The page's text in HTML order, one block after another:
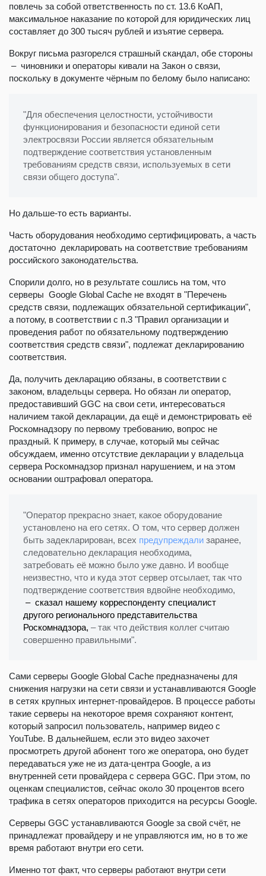
повлечь за собой ответственность по ст. 13.6 КоАП,
максимальное наказание по которой для юридических лиц
составляет до 300 тысяч рублей и изъятие сервера.
Вокруг письма разгорелся страшный скандал, обе стороны
– чиновники и операторы кивали на Закон о связи,
поскольку в документе чёрным по белому было написано:
"Для обеспечения целостности, устойчивости
функционирования и безопасности единой сети
электросвязи России является обязательным
подтверждение соответствия установленным
требованиям средств связи, используемых в сети
связи общего доступа".
Но дальше-то есть варианты.
Часть оборудования необходимо сертифицировать, а часть
достаточно декларировать на соответствие требованиям
российского законодательства.
Спорили долго, но в результате сошлись на том, что
серверы Google Global Cache не входят в "Перечень
средств связи, подлежащих обязательной сертификации",
а потому, в соответствии с п.3 "Правил организации и
проведения работ по обязательному подтверждению
соответствия средств связи", подлежат декларированию
соответствия.
Да, получить декларацию обязаны, в соответствии с
законом, владельцы сервера. Но обязан ли оператор,
предоставивший GGC на свои сети, интересоваться
наличием такой декларации, да ещё и демонстрировать её
Роскомнадзору по первому требованию, вопрос не
праздный. К примеру, в случае, который мы сейчас
обсуждаем, именно отсутствие декларации у владельца
сервера Роскомнадзор признал нарушением, и на этом
основании оштрафовал оператора.
"Оператор прекрасно знает, какое оборудование
установлено на его сетях. О том, что сервер должен
быть задекларирован, всех предупреждали заранее,
следовательно декларация необходима,
затребовать её можно было уже давно. И вообще
неизвестно, что и куда этот сервер отсылает, так что
подтверждение соответствия вдвойне необходимо,
– сказал нашему корреспонденту специалист
другого регионального представительства
Роскомнадзора, – так что действия коллег считаю
совершенно правильными".
Сами серверы Google Global Cache предназначены для
снижения нагрузки на сети связи и устанавливаются Google
в сетях крупных интернет-провайдеров. В процессе работы
такие серверы на некоторое время сохраняют контент,
который запросил пользователь, например видео с
YouTube. В дальнейшем, если это видео захочет
просмотреть другой абонент того же оператора, оно будет
передаваться уже не из дата-центра Google, а из
внутренней сети провайдера с сервера GGC. При этом, по
оценкам специалистов, сейчас около 30 процентов всего
трафика в сетях операторов приходится на ресурсы Google.
Серверы GGC устанавливаются Google за свой счёт, не
принадлежат провайдеру и не управляются им, но в то же
время работают внутри его сети.
Именно тот факт, что серверы работают внутри сети